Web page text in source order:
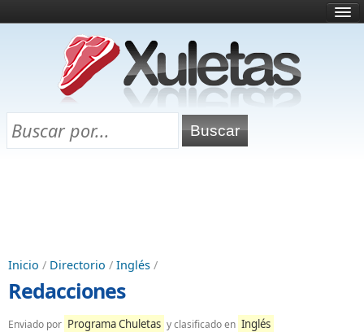
¿Qué es esto?
Directorio
Chuletas para exámenes
Inicio / Directorio / Inglés /
Redacciones
Enviado por Programa Chuletas y clasificado en Inglés